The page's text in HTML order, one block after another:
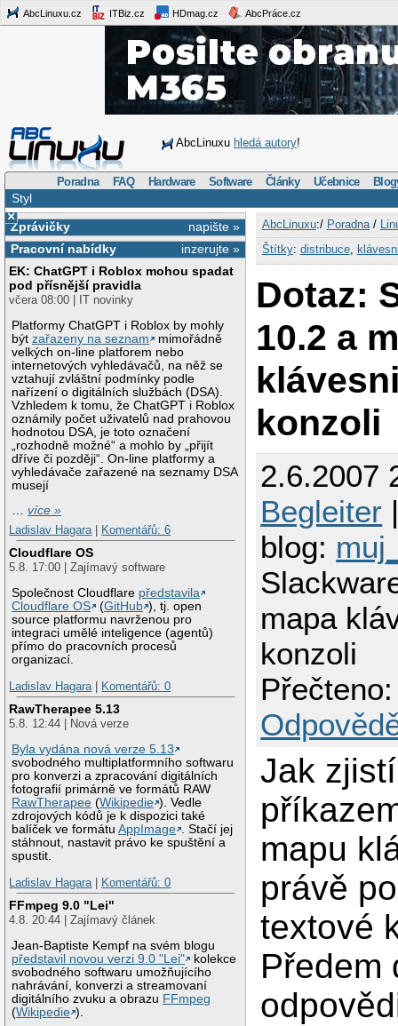
AbcLinuxu.cz ITBiz.cz HDmag.cz AbcPráce.cz
AbcLinuxu hledá autory!
Poradna FAQ Hardware Software Články Učebnice
Styl
×
napište »
Zprávičky
inzerujte »
Pracovní nabídky
EK: ChatGPT i Roblox mohou spadat
pod přísnější pravidla
včera 08:00 | IT novinky
Platformy ChatGPT i Roblox by mohly
býtzařazeny na seznam
mimořádně
velkých on-line platforem nebo
internetových vyhledávačů, na něž se
vztahují zvláštní podmínky podle
nařízení o digitálních službách (DSA).
Vzhledem k tomu, že ChatGPT i Roblox
oznámily počet uživatelů nad prahovou
hodnotou DSA, je toto označení
„rozhodně možné“ a mohlo by „přijít
dříve či později“. On-line platformy a
vyhledávače zařazené na seznamy DSA
musejí
…více »
Ladislav Hagara
Komentářů: 6
Cloudflare OS
5.8. 17:00 | Zajímavý software
Společnost Cloudflare představila
Cloudflare OS
(GitHub ), tj. open
source platformu navrženou pro
integraci umělé inteligence (agentů)
přímo do pracovních procesů
organizací.
Ladislav Hagara
Komentářů: 0
RawTherapee 5.13
5.8. 12:44 | Nová verze
Byla vydána nová verze 5.13
svobodného multiplatformního softwaru
pro konverzi a zpracování digitálních
fotografií primárně ve formátů RAW
RawTherapee (Wikipedie ). Vedle
zdrojových kódů je k dispozici také
balíček ve formátuAppImage . Stačí jej
stáhnout, nastavit právo ke spuštění a
spustit.
Ladislav Hagara
Komentářů: 0
FFmpeg 9.0 "Lei"
4.8. 20:44 | Zajímavý článek
Jean-Baptiste Kempf na svém blogu
představil novou verzi 9.0 "Lei"
kolekce
svobodného softwaru umožňujícího
nahrávání, konverzi a streamovaní
digitálního zvuku a obrazu FFmpeg
(Wikipedie ).
AbcLinuxu:/ Poradna/
Štítky: distribuce,
Dotaz:
10.2 a
konzoli
2.6.2007
Begleiter
blog:
mapa
konzoli
Jak
mapu
právě
textové
Předem